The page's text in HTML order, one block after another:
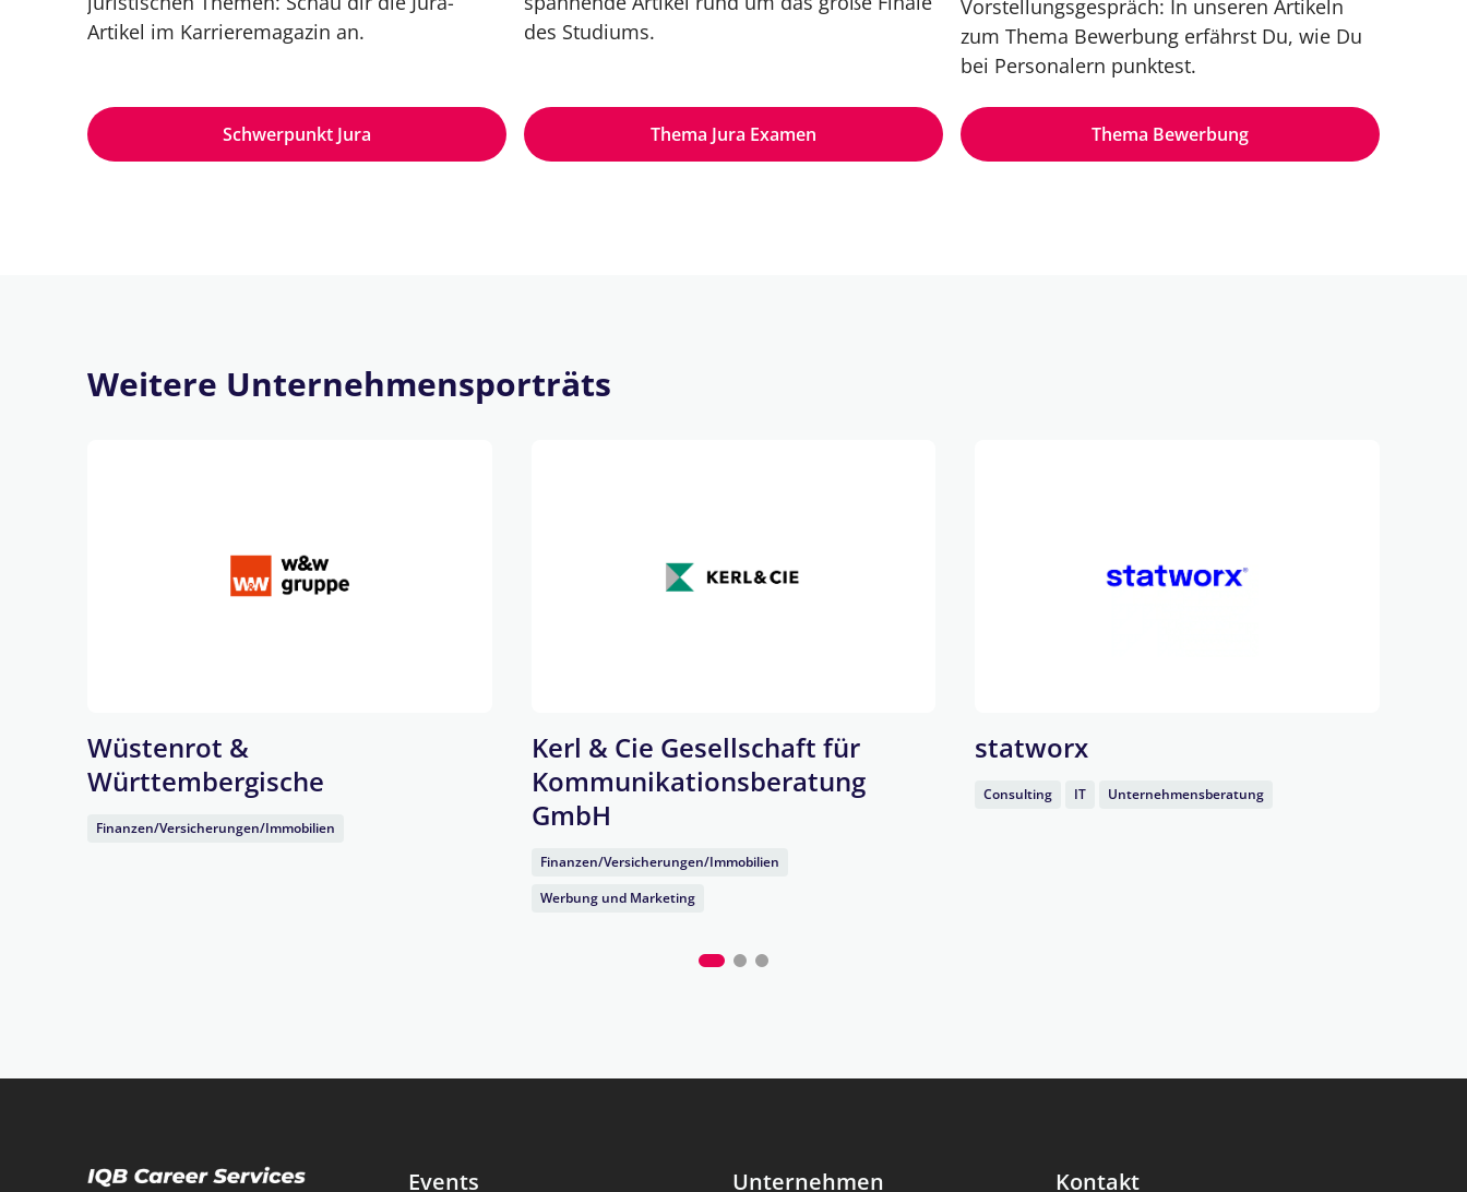
Artikel im Karrieremagazin an.
Schwerpunkt Jura
des Studiums.
Thema Jura Examen
Vorstellungsgespräch: In unseren Artikeln
zum Thema Bewerbung erfährst Du, wie Du
bei Personalern punktest.
Thema Bewerbung
Weitere Unternehmensporträts
Wüstenrot &
Württembergische
Finanzen/Versicherungen/Immobilien
Kerl & Cie Gesellschaft für
Kommunikationsberatung
GmbH
Finanzen/Versicherungen/Immobilien
Werbung und Marketing
statworx
Consulting IT Unternehmensberatung
Events Unternehmen Kontakt